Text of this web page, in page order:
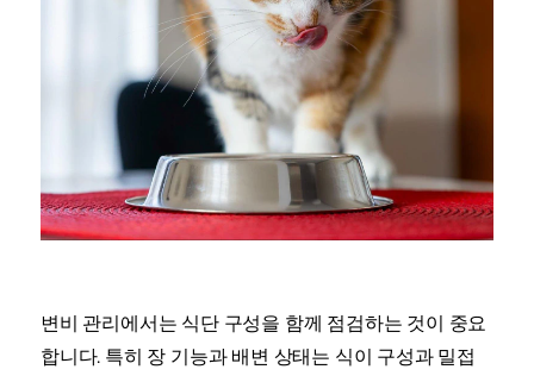
변비 관리에서는 식단 구성을 함께 점검하는 것이 중요
합니다. 특히 장 기능과 배변 상태는 식이 구성과 밀접